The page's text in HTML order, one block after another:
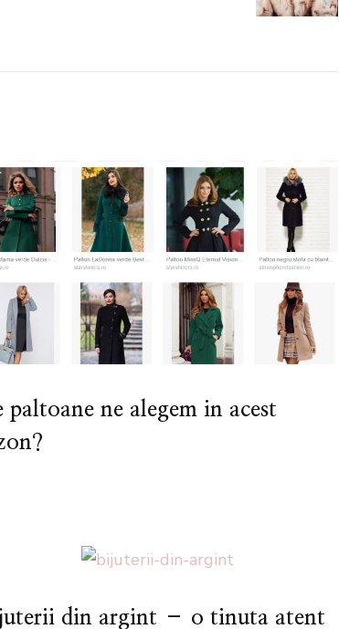
paltoane ne alegem in acest
din argint – o tinuta atent